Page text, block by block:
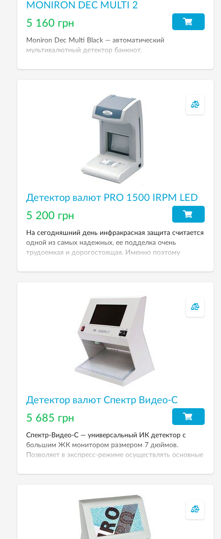
MONIRON DEC MULTI 2
5 160 грн
Moniron Dec Multi Black — автоматический
мультивалютный детектор банкнот.
Детектор валют PRO 1500 IRPM LED
5 200 грн
На сегодняшний день инфракрасная защита считается
одной из самых надежных, ее подделка очень
трудоемкая и дорогостоящая. Именно поэтому
проста и надежна.
Детектор валют Спектр Видео-С
5 685 грн
Спектр-Видео-С — универсальный ИК детектор с
большим ЖК монитором размером 7 дюймов.
Позволяет в экспресс-режиме осуществлять основные